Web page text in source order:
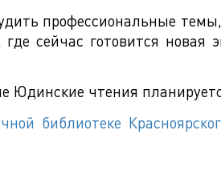
профессиональные
сейчас готовится новая
чтения
библиотеке